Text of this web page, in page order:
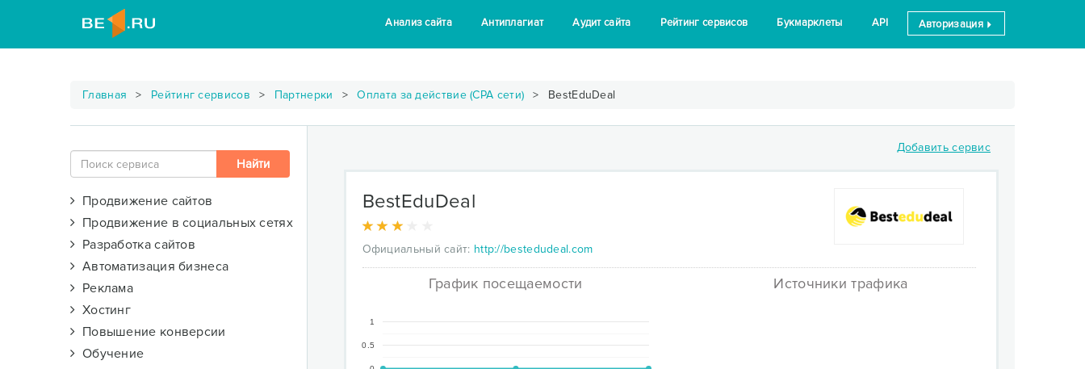
Анализ сайта Антиплагиат Аудит сайта Рейтинг сервисов Букмарклеты API Авторизация
Главная Рейтинг сервисов Партнерки Оплата за действие (CPA сети) BestEduDeal
Продвижение сайтов
Продвижение в социальных сетях
Разработка сайтов
Автоматизация бизнеса
Реклама
Хостинг
Повышение конверсии
Обучение
Добавить сервис
BestEduDeal
Официальный сайт: http://bestedudeal.com
График посещаемости
0.5
1
Источники трафика